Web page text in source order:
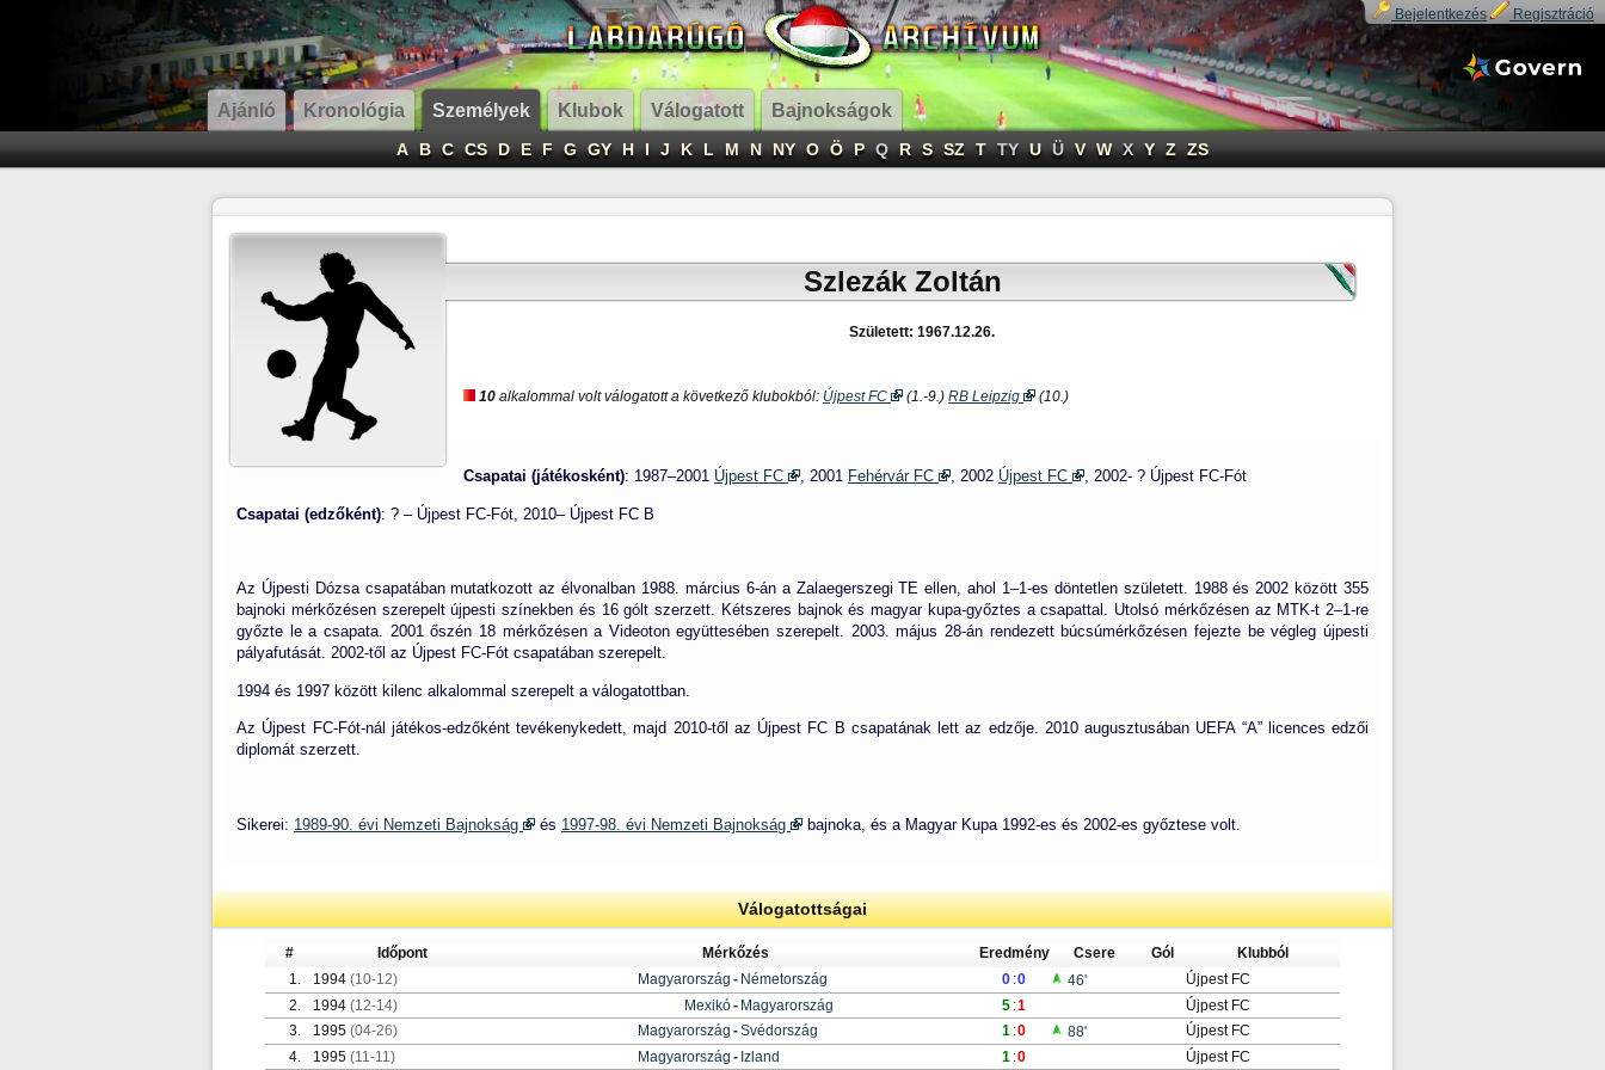
Bejelentkezés Regisztráció
Ajánló Kronológia Személyek Klubok Válogatott Bajnokságok
A B C CS D E F G GY H I J K L M N NY O Ö P Q R S SZ T TY U Ü V W X Y Z ZS
Szlezák Zoltán
Született: 1967.12.26.
10 alkalommal volt válogatott a következő klubokból: Újpest FC (1.-9.) RB Leipzig (10.)
Csapatai (játékosként): 1987–2001 Újpest FC , 2001 Fehérvár FC , 2002 Újpest FC , 2002- ? Újpest FC-Fót
Csapatai (edzőként): ? – Újpest FC-Fót, 2010– Újpest FC B
Az Újpesti Dózsa csapatában mutatkozott az élvonalban 1988. március 6-án a Zalaegerszegi TE ellen, ahol 1–1-es döntetlen született. 1988 és 2002 között 355
bajnoki mérkőzésen szerepelt újpesti színekben és 16 gólt szerzett. Kétszeres bajnok és magyar kupa-győztes a csapattal. Utolsó mérkőzésen az MTK-t 2–1-re
győzte le a csapata. 2001 őszén 18 mérkőzésen a Videoton együttesében szerepelt. 2003. május 28-án rendezett búcsúmérkőzésen fejezte be végleg újpesti
pályafutását. 2002-től az Újpest FC-Fót csapatában szerepelt.
1994 és 1997 között kilenc alkalommal szerepelt a válogatottban.
Az Újpest FC-Fót-nál játékos-edzőként tevékenykedett, majd 2010-től az Újpest FC B csapatának lett az edzője. 2010 augusztusában UEFA “A” licences edzői
diplomát szerzett.
Sikerei: 1989-90. évi Nemzeti Bajnokság és 1997-98. évi Nemzeti Bajnokság bajnoka, és a Magyar Kupa 1992-es és 2002-es győztese volt.
Válogatottságai
# Időpont Mérkőzés Eredmény Csere Gól
Klubból
1.
1994 (10-12) Magyarország - Németország 0 :0 46'
Újpest FC
2.
1994 (12-14) Mexikó- Magyarország 5 :1
Újpest FC
3.
1995 (04-26) Magyarország -Svédország 1 :0 88'
Újpest FC
4.
1995 (11-11) Magyarország - Izland 1 :0 Újpest FC